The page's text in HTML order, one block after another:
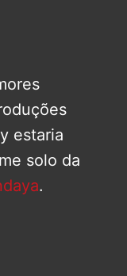
estaria
solo da
.